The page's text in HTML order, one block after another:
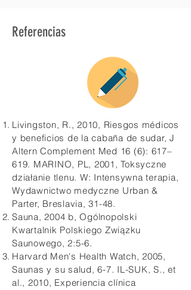
Referencias
Livingston, R., 2010, Riesgos médicos
y beneficios de la cabaña de sudar, J
Altern Complement Med 16 (6): 617–
619. MARINO, PL, 2001, Toksyczne
działanie tlenu. W: Intensywna terapia,
Wydawnictwo medyczne Urban &
Parter, Breslavia, 31-48.
Sauna, 2004 b, Ogólnopolski
Kwartalnik Polskiego Związku
Saunowego, 2:5-6.
Harvard Men's Health Watch, 2005,
Saunas y su salud, 6-7. IL-SUK, S., et
al., 2010, Experiencia clínica